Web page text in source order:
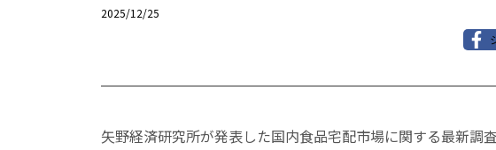
2025/12/25
矢野経済研究所が発表した国内食品宅配市場に関する最新調